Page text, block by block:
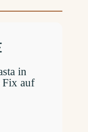
in
Fix auf